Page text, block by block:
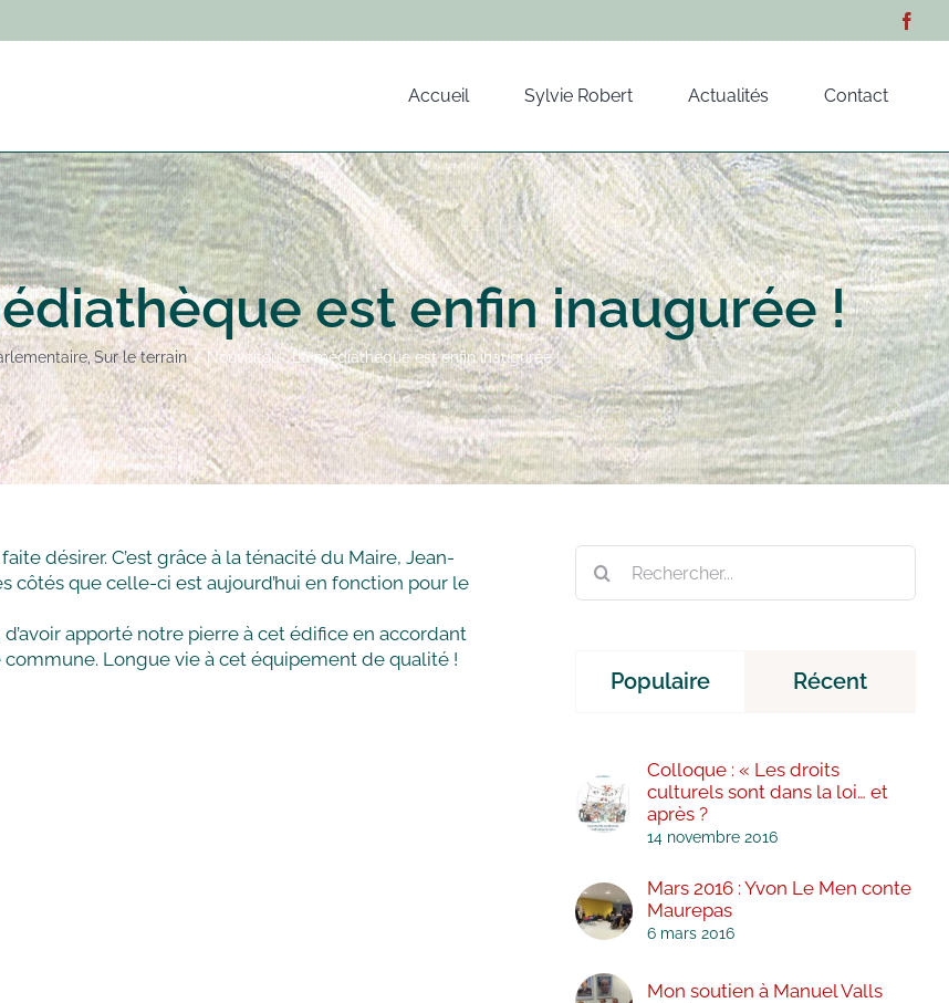
Accueil Sylvie Robert Actualités Contact
est enfin inaugurée !
Sur le terrain Nouvoitou : La médiathèque est enfin inaugurée !
désirer. C’est grâce à la ténacité du Maire, Jean-
côtés que celle-ci est aujourd’hui en fonction pour le
apporté notre pierre à cet édifice en accordant
Longue vie à cet équipement de qualité !
Populaire Récent
Colloque : « Les droits
culturels sont dans la loi… et
après ?
14 novembre 2016
Mars 2016 : Yvon Le Men conte
Maurepas
6 mars 2016
Mon soutien à Manuel Valls